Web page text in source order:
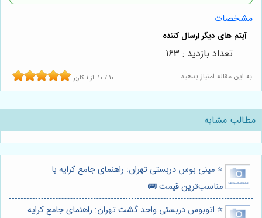
مشخصات
به این مقاله امتیاز بدهید : 10 / 10 از 1 کاربر
تعداد بازدید : 163
مطالب مشابه
⭐️ مینی بوس دربستی تهران: راهنمای جامع کرایه با
مناسب‌ترین قیمت 🚌
⭐️ اتوبوس دربستی واحد گشت تهران: راهنمای جامع کرایه